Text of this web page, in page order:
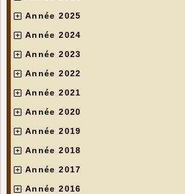
Année 2025
Année 2024
Année 2023
Année 2022
Année 2021
Année 2020
Année 2019
Année 2018
Année 2017
Année 2016